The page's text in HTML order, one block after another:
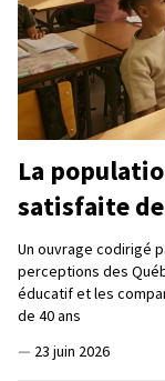
La
satisfaite de
Un ouvrage codirigé
perceptions des
éducatif et les
de 40 ans
— 23 juin 2026